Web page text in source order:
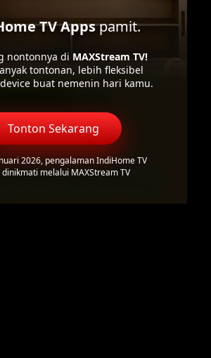
TV Appspamit.
nontonnya di MAXStream TV!
tontonan, lebih fleksibel
buat nemenin hari kamu.
Tonton Sekarang
2026, pengalaman IndiHome TV
melalui MAXStream TV